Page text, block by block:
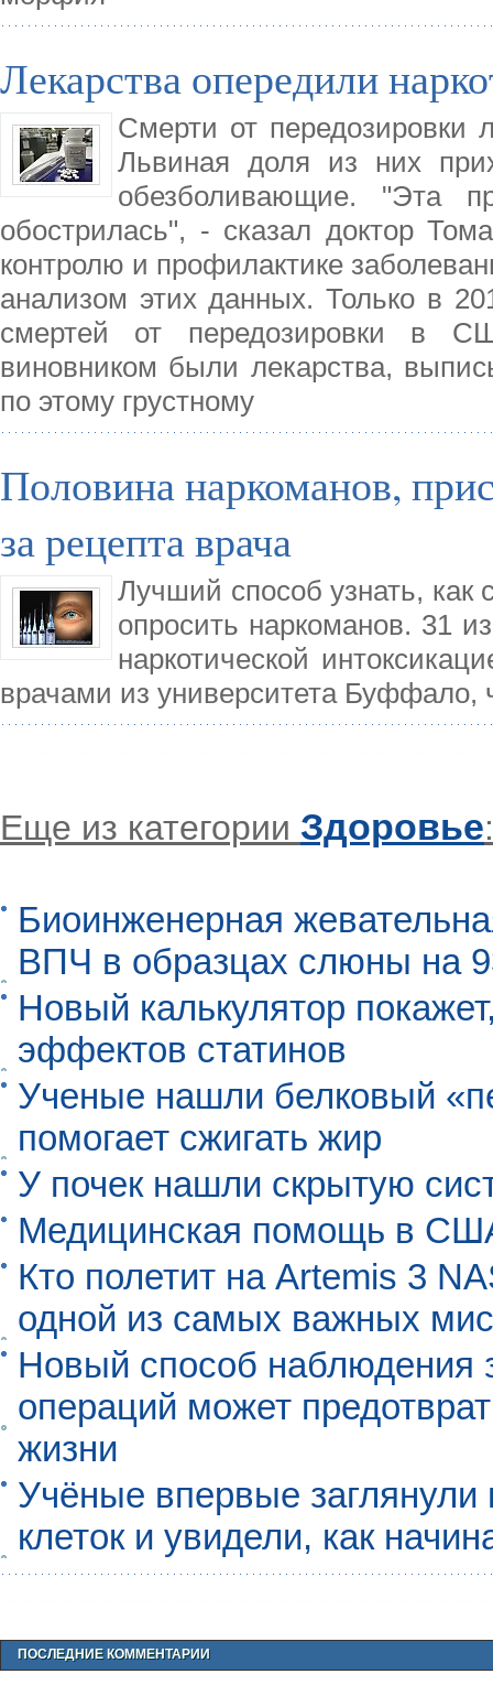
Лекарства опередили
Смерти от передозировки
Львиная доля из них
обезболивающие. "Эта
обострилась", - сказал доктор
контролю и профилактике
анализом этих данных. Только в
смертей от передозировки в
виновником были лекарства,
по этому грустному
Половина наркоманов,
за рецепта врача
Лучший способ узнать, как
опросить наркоманов. 31
наркотической
врачами из университета Буффало,
Еще из категории Здоровье:
Биоинженерная
ВПЧ в образцах слюны на
Новый калькулятор
эффектов статинов
Ученые нашли белковый
помогает сжигать жир
У почек нашли скрытую
Медицинская помощь в
Кто полетит на Artemis 3
одной из самых важных
Новый способ наблюдения
операций может
жизни
Учёные впервые
клеток и увидели, как
ПОСЛЕДНИЕ КОММЕНТАРИИ